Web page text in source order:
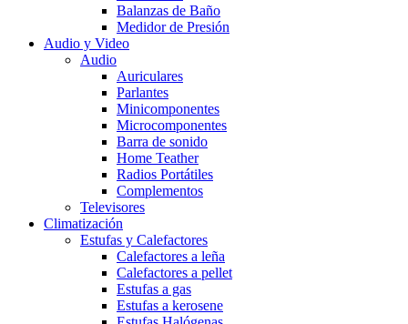
Balanzas de Baño
Medidor de Presión
Audio y Video
Audio
Auriculares
Parlantes
Minicomponentes
Microcomponentes
Barra de sonido
Home Teather
Radios Portátiles
Complementos
Televisores
Climatización
Estufas y Calefactores
Calefactores a leña
Calefactores a pellet
Estufas a gas
Estufas a kerosene